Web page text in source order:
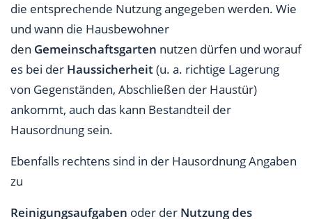
die entsprechende Nutzung angegeben werden. Wie
und wann die Hausbewohner
den Gemeinschaftsgarten nutzen dürfen und worauf
es bei der Haussicherheit(u. a. richtige Lagerung
von Gegenständen, Abschließen der Haustür)
ankommt, auch das kann Bestandteil der
Hausordnung sein.
Ebenfalls rechtens sind in der Hausordnung Angaben
zu
Reinigungsaufgaben oder der Nutzung des